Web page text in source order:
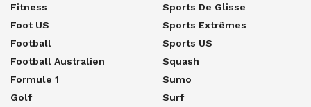
Fitness
Foot US
Football
Football Australien
Formule 1
Golf
Sports De Glisse
Sports Extrêmes
Sports US
Squash
Sumo
Surf